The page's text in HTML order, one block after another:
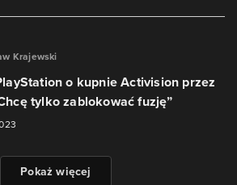
Krajewski
o kupnie Activision przez
tylko zablokować fuzję”
Pokaż więcej